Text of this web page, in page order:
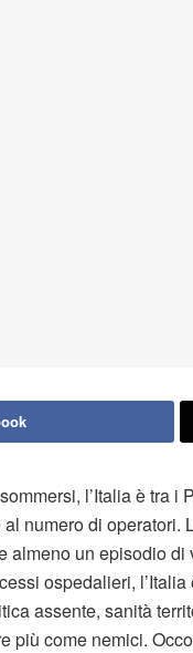
l’Italia è tra i
numero di operatori.
almeno un episodio
ospedalieri,
assente, sanità
più come nemici.